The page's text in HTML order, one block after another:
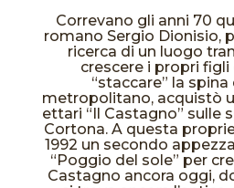
Correvano gli anni 70
romano Sergio Dionisio,
ricerca di un luogo
crescere i propri
“staccare” la
metropolitano, acquistò
ettari “Il Castagno” sulle
Cortona. A questa
1992 un secondo
“Poggio del sole” per
Castagno ancora oggi,